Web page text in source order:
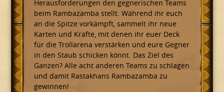
Herausforderungen den gegnerischen Teams
beim Rambazamba stellt. Während ihr euch
an die Spitze vorkämpft, sammelt ihr neue
Karten und Kräfte, mit denen ihr euer Deck
für die Trollarena verstärken und eure Gegner
in den Staub schicken könnt. Das Ziel des
Ganzen? Alle acht anderen Teams zu schlagen
und damit Rastakhans Rambazamba zu
gewinnen!